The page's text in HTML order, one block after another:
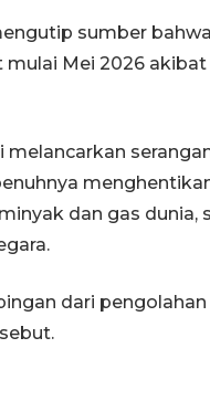
sumber
Mei 2026
melancarkan
dan gas dunia,
dari pengolahan